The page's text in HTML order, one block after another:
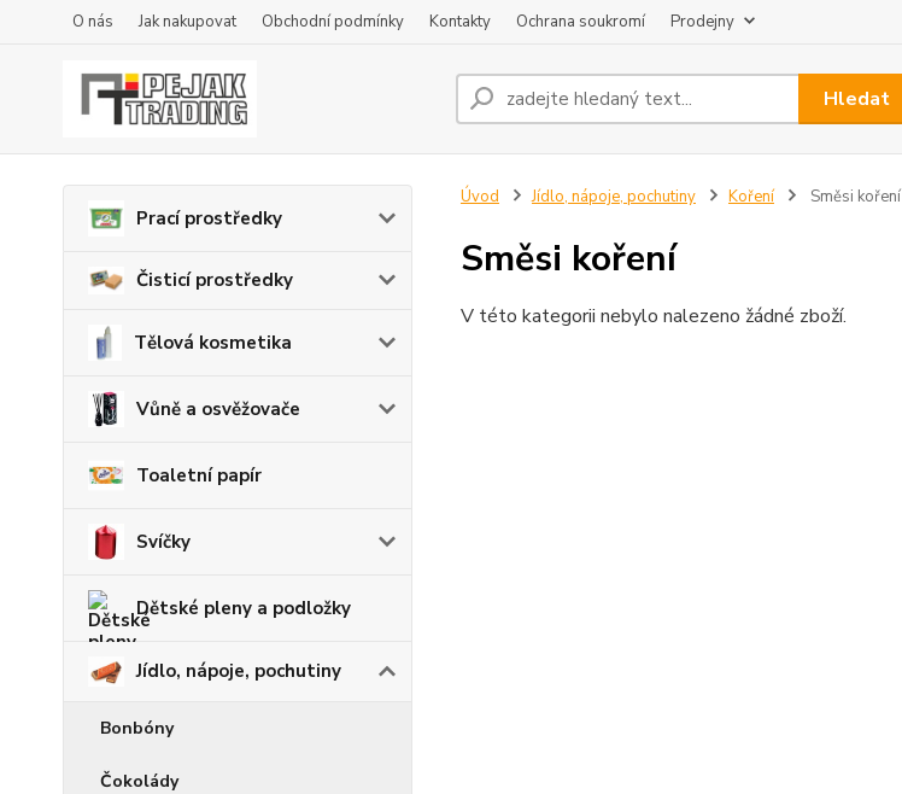
O nás Jak nakupovat Obchodní podmínky Kontakty Ochrana soukromí Prodejny
Hledat
Prací prostředky
Čisticí prostředky
Tělová kosmetika
Vůně a osvěžovače
Toaletní papír
Svíčky
Dětské pleny a podložky
Jídlo, nápoje, pochutiny
Bonbóny
Čokolády
Úvod Jídlo, nápoje, pochutiny Koření Směsi koření
Směsi koření
V této kategorii nebylo nalezeno žádné zboží.